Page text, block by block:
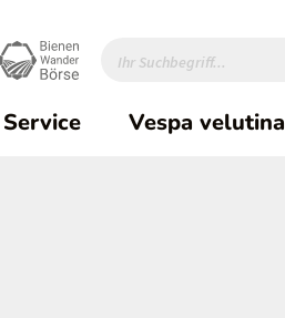
Service Vespa velutina